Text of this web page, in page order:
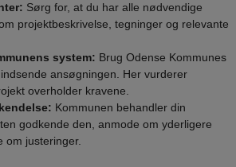
Sørg for, at du har alle nødvendige
projektbeskrivelse, tegninger og relevante
system: Brug Odense Kommunes
ansøgningen. Her vurderer
overholder kravene.
Kommunen behandler din
godkende den, anmode om yderligere
om justeringer.